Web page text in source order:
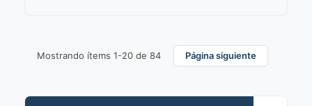
Mostrando ítems 1-20 de 84 Página siguiente